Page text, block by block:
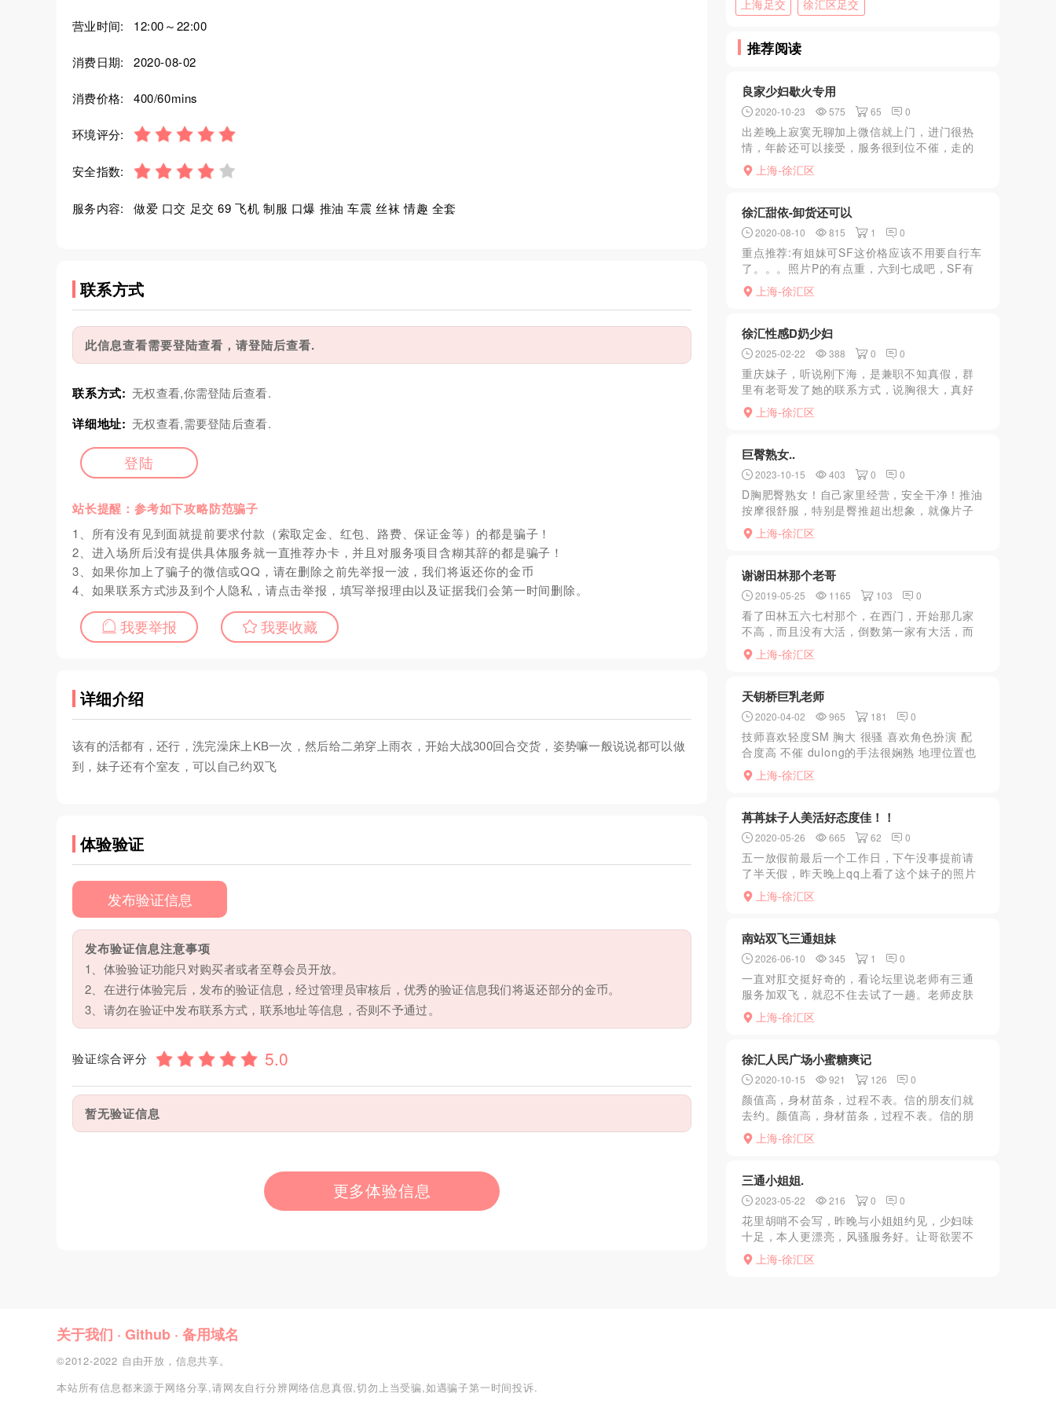
营业时间: 12:00～22:00
消费日期: 2020-08-02
消费价格: 400/60mins
环境评分:
安全指数:
服务内容: 做爱 口交 足交 69 飞机 制服 口爆 推油 车震 丝袜 情趣 全套
联系方式
此信息查看需要登陆查看，请登陆后查看.
联系方式: 无权查看,你需登陆后查看.
详细地址: 无权查看,需要登陆后查看.
登陆
站长提醒：参考如下攻略防范骗子
1、所有没有见到面就提前要求付款（索取定金、红包、路费、保证金等）的都是骗子！
2、进入场所后没有提供具体服务就一直推荐办卡，并且对服务项目含糊其辞的都是骗子！
3、如果你加上了骗子的微信或QQ，请在删除之前先举报一波，我们将返还你的金币
4、如果联系方式涉及到个人隐私，请点击举报，填写举报理由以及证据我们会第一时间删除。
我要举报 我要收藏
详细介绍
该有的活都有，还行，洗完澡床上KB一次，然后给二弟穿上雨衣，开始大战300回合交货，姿势嘛一般说说都可以做
到，妹子还有个室友，可以自己约双飞
体验验证
发布验证信息
发布验证信息注意事项
1、体验验证功能只对购买者或者至尊会员开放。
2、在进行体验完后，发布的验证信息，经过管理员审核后，优秀的验证信息我们将返还部分的金币。
3、请勿在验证中发布联系方式，联系地址等信息，否则不予通过。
验证综合评分
暂无验证信息
更多体验信息
上海足交 徐汇区足交
推荐阅读
良家少妇歇火专用
2020-10-23 575 65 0
出差晚上寂寞无聊加上微信就上门，进门很热
情，年龄还可以接受，服务很到位不催，走的
时间还给你再介绍一位年轻的，下次体验
上海-徐汇区
徐汇甜依-卸货还可以
2020-08-10 815 1 0
重点推荐:有姐妹可SF这价格应该不用要自行车
了。。。照片P的有点重，六到七成吧，SF有
口味重的兄弟可以试试
上海-徐汇区
徐汇性感D奶少妇
2025-02-22 388 0 0
重庆妹子，听说刚下海，是兼职不知真假，群
里有老哥发了她的联系方式，说胸很大，真好
憋了许久，那就冲，加了联系方式，约好时
间，到了确实奶大，36d巨乳，忍不住上去抓两
上海-徐汇区
巨臀熟女..
2023-10-15 403 0 0
D胸肥臀熟女！自己家里经营，安全干净！推油
按摩很舒服，特别是臀推超出想象，就像片子
里一样节奏和感觉！姐姐有点害羞，很容易高
潮，会紧紧夹着你，颤抖呻吟！很真实，事后
上海-徐汇区
谢谢田林那个老哥
2019-05-25 1165 103 0
看了田林五六七村那个，在西门，开始那几家
不高，而且没有大活，倒数第一家有大活，而
且价格不是很统一，服务也不一样，看运气找
到什么样的，一条街很少了啊
上海-徐汇区
天钥桥巨乳老师
2020-04-02 965 181 0
技师喜欢轻度SM 胸大 很骚 喜欢角色扮演 配
合度高 不催 dulong的手法很娴熟 地理位置也
很好找 真人和照片七分像 估计会二刷
上海-徐汇区
苒苒妹子人美活好态度佳！！
2020-05-26 665 62 0
五一放假前最后一个工作日，下午没事提前请
了半天假，昨天晚上qq上看了这个妹子的照片
小弟弟已经蠢蠢欲动了，中午吃好饭睡了一会
和妹子约了4点到达，由于今天魔都直接升到了
上海-徐汇区
南站双飞三通姐妹
2026-06-10 345 1 0
一直对肛交挺好奇的，看论坛里说老师有三通
服务加双飞，就忍不住去试了一趟。老师皮肤
白，身材火辣，大长腿加上大胸，腰臀比看着
就带劲，身上还有淡淡的香味。一进门就穿着
上海-徐汇区
徐汇人民广场小蜜糖爽记
2020-10-15 921 126 0
颜值高，身材苗条，过程不表。信的朋友们就
去约。颜值高，身材苗条，过程不表。信的朋
友们就去约。....................
上海-徐汇区
三通小姐姐.
2023-05-22 216 0 0
花里胡哨不会写，昨晚与小姐姐约见，少妇味
十足，本人更漂亮，风骚服务好。让哥欲罢不
能，走时依依不舍待我下回再战、
上海-徐汇区
关于我们 · Github · 备用域名
©2012-2022 自由开放，信息共享。
本站所有信息都来源于网络分享,请网友自行分辨网络信息真假,切勿上当受骗,如遇骗子第一时间投诉.